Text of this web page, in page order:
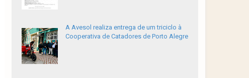
A Avesol realiza entrega de um triciclo à
Cooperativa de Catadores de Porto Alegre